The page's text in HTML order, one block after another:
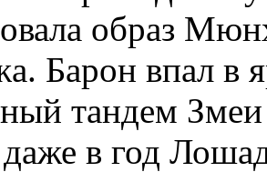
образ
Барон впал в
тандем
даже в год